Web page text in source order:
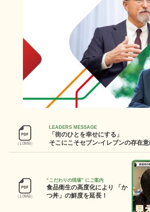
（1.0MB）
LEADERS MESSAGE
「街のひとを幸せにする」
そこにこそセブン-イレブンの存在意
（1.0MB）
“こだわりの現場” にご案内
食品衛生の高度化により
「か
つ丼」の鮮度を延長！